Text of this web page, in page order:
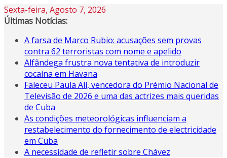
Skip
to
Sexta-feira, Agosto 7, 2026
Últimas Notícias:
A farsa de Marco Rubio: acusações sem provas
contra 62 terroristas com nome e apelido
Alfândega frustra nova tentativa de introduzir
cocaína em Havana
Faleceu Paula Alí, vencedora do Prémio Nacional de
Televisão de 2026 e uma das actrizes mais queridas
de Cuba
As condições meteorológicas influenciam a
restabelecimento do fornecimento de electricidade
em Cuba
A necessidade de refletir sobre Chávez